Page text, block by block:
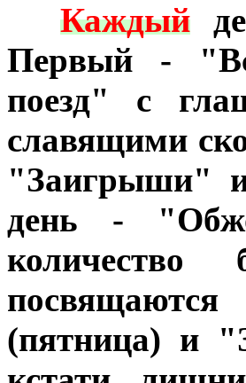
Каждый
Первый -
поезд" с
славящими
"Заигрыши"
день -
(пятница) и